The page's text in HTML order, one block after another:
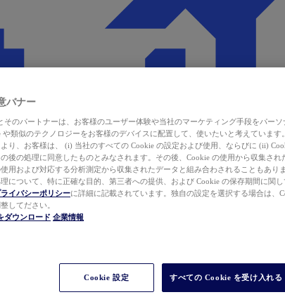
バナー
そのパートナーは、お客様のユーザー体験や当社のマーケティング手段をパー
や類似のテクノロジーをお客様のデバイスに配置して、使いたいと考えています。
り、お客様は、 (i) 当社のすべての Cookie の設定および使用、ならびに (ii)
後の処理に同意したものとみなされます。その後、Cookie の使用から収集され
用および対応する分析測定から収集されたデータと組み合わされることもあり
について、特に正確な目的、第三者への提供、および Cookie の保存期間に関
ライバシーポリシーに詳細に記載されています。独自の設定を選択する場合は、
してださい。
ダウンロード 企業情報
Cookie 設定 すべての Cookie を受け入れる